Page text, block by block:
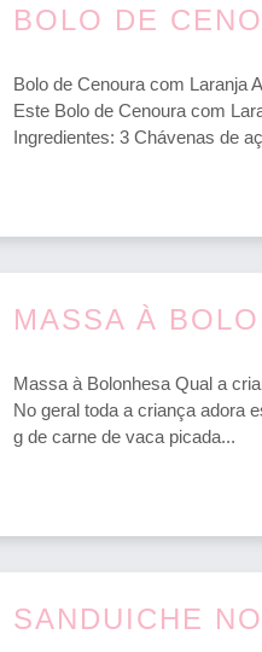
BOLO DE
Bolo de Cenoura com Laranja
Este Bolo de Cenoura com
Ingredientes: 3 Chávenas de
MASSA À
Massa à Bolonhesa Qual a
No geral toda a criança adora
g de carne de vaca picada...
SANDUICHE